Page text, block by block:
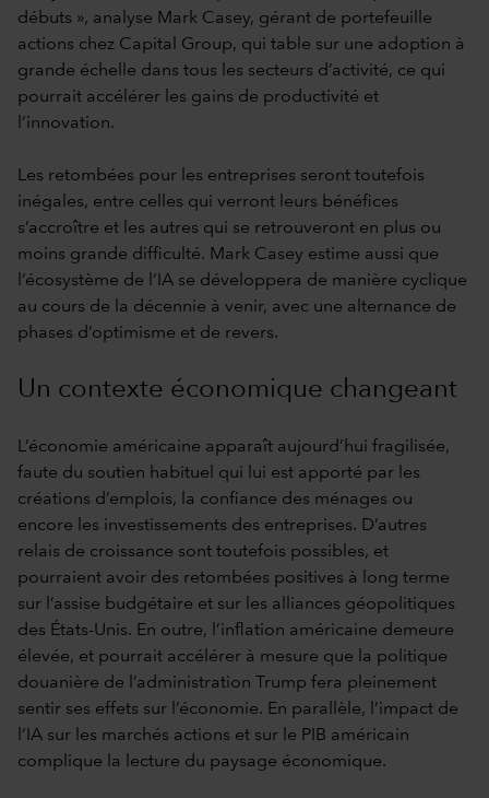
débuts », analyse Mark Casey, gérant de portefeuille
actions chez Capital Group, qui table sur une adoption à
grande échelle dans tous les secteurs d’activité, ce qui
pourrait accélérer les gains de productivité et
l’innovation.
Les retombées pour les entreprises seront toutefois
inégales, entre celles qui verront leurs bénéfices
s’accroître et les autres qui se retrouveront en plus ou
moins grande difficulté. Mark Casey estime aussi que
l’écosystème de l’IA se développera de manière cyclique
au cours de la décennie à venir, avec une alternance de
phases d’optimisme et de revers.
Un contexte économique changeant
L’économie américaine apparaît aujourd’hui fragilisée,
faute du soutien habituel qui lui est apporté par les
créations d’emplois, la confiance des ménages ou
encore les investissements des entreprises. D’autres
relais de croissance sont toutefois possibles, et
pourraient avoir des retombées positives à long terme
sur l’assise budgétaire et sur les alliances géopolitiques
des États-Unis. En outre, l’inflation américaine demeure
élevée, et pourrait accélérer à mesure que la politique
douanière de l’administration Trump fera pleinement
sentir ses effets sur l’économie. En parallèle, l’impact de
l’IA sur les marchés actions et sur le PIB américain
complique la lecture du paysage économique.